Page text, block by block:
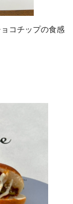
コチップの食感